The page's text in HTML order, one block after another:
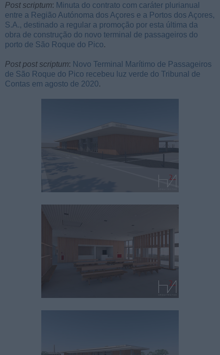
Post scriptum: Minuta do contrato com caráter plurianual
entre a Região Autónoma dos Açores e a Portos dos Açores,
S.A., destinado a regular a promoção por esta última da
obra de construção do novo terminal de passageiros do
porto de São Roque do Pico.
Post post scriptum: Novo Terminal Marítimo de Passageiros
de São Roque do Pico recebeu luz verde do Tribunal de
Contas em agosto de 2020.